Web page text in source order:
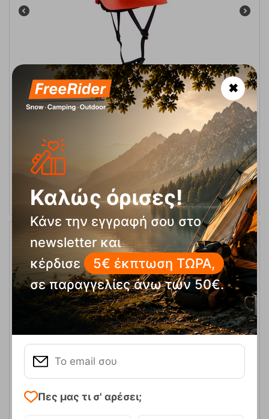
Κράνος Ασφαλείας 52-63 cm Πορτοκαλί Fixe
Κωδικός: FRE-16452
68,90 €
62,00 €
ΑΓΟΡΑ
11%
Webee Chest Black Grey Μπωντριέ Αναρρίχησης Ocun
Άμεσα διαθέσιμο
✖
Καλώς όρισες!
Κάνε την εγγραφή σου στο
newsletter και
κέρδισε
5€ έκπτωση ΤΩΡΑ,
σε παραγγελίες άνω των 50€.
Πες μας τι σ' αρέσει;